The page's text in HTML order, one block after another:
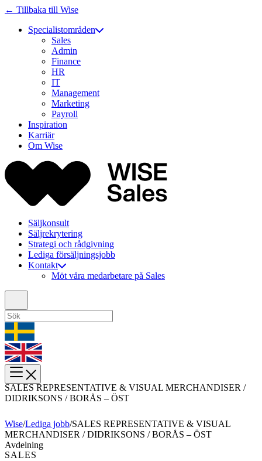
← Tillbaka till Wise
Specialistområden
Sales
Admin
Finance
HR
IT
Management
Marketing
Payroll
Inspiration
Karriär
Om Wise
Säljkonsult
Säljrekrytering
Strategi och rådgivning
Lediga försäljningsjobb
Kontakt
Möt våra medarbetare på Sales
SALES REPRESENTATIVE & VISUAL MERCHANDISER /
DIDRIKSONS / BORÅS – ÖST
Wise/Lediga jobb/SALES REPRESENTATIVE & VISUAL
MERCHANDISER / DIDRIKSONS / BORÅS – ÖST
Avdelning
SALES